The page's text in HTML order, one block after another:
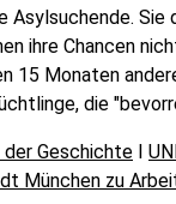
Asylsuchende.
ihre Chancen
15 Monaten
die
der Geschichte I
München zu